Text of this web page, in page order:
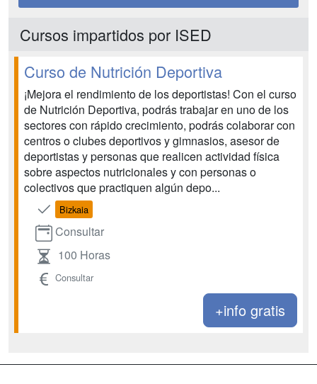
Cursos impartidos por ISED
Curso de Nutrición Deportiva
¡Mejora el rendimiento de los deportistas! Con el curso
de Nutrición Deportiva, podrás trabajar en uno de los
sectores con rápido crecimiento, podrás colaborar con
centros o clubes deportivos y gimnasios, asesor de
deportistas y personas que realicen actividad física
sobre aspectos nutricionales y con personas o
colectivos que practiquen algún depo...
Bizkaia
Consultar
100 Horas
Consultar
+info gratis